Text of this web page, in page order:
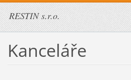
RESTIN s.r.o.
Kanceláře